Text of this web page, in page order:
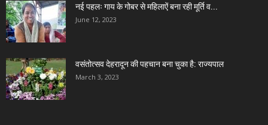
नई पहलः गाय के गोबर से महिलाऐं बना रही मूर्ति व...
June 12, 2023
वसंतोत्सव देहरादून की पहचान बना चुका है: राज्यपाल
March 3, 2023